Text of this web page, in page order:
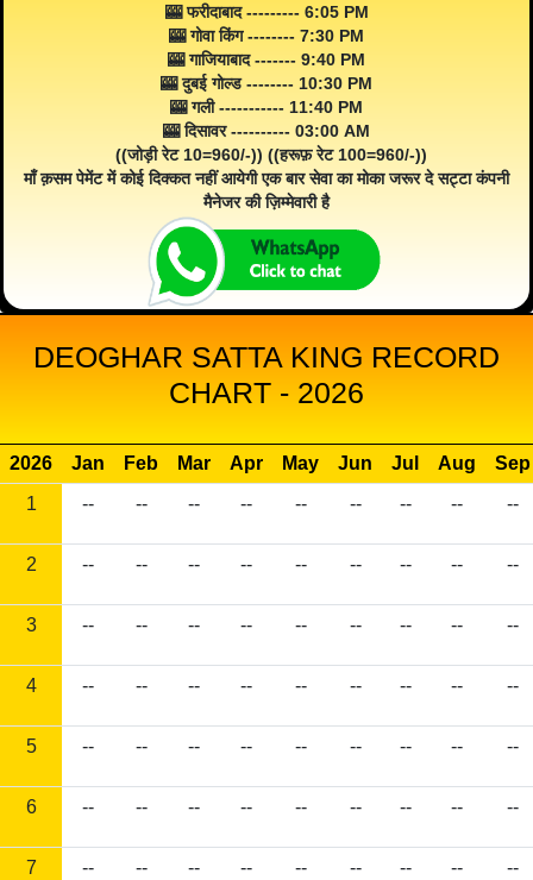
🎰 फरीदाबाद --------- 6:05 PM
🎰 गोवा किंग -------- 7:30 PM
🎰 गाजियाबाद ------- 9:40 PM
🎰 दुबई गोल्ड -------- 10:30 PM
🎰 गली ----------- 11:40 PM
🎰 दिसावर ---------- 03:00 AM
((जोड़ी रेट 10=960/-)) ((हरूफ़ रेट 100=960/-))
माँ क़सम पेमेंट में कोई दिक्कत नहीं आयेगी एक बार सेवा का मोका जरूर दे सट्टा कंपनी
मैनेजर की ज़िम्मेवारी है
DEOGHAR SATTA KING RECORD
CHART - 2026
2026 Jan Feb Mar Apr May Jun Jul Aug
Sep
1
-- -- -- -- -- -- -- -- --
2 -- -- -- -- -- -- -- -- --
3 -- -- -- -- -- -- -- -- --
4 -- -- -- -- -- -- -- -- --
5 -- -- -- -- -- -- -- -- --
6 -- -- -- -- -- -- -- -- --
7 -- -- -- -- -- -- -- -- --